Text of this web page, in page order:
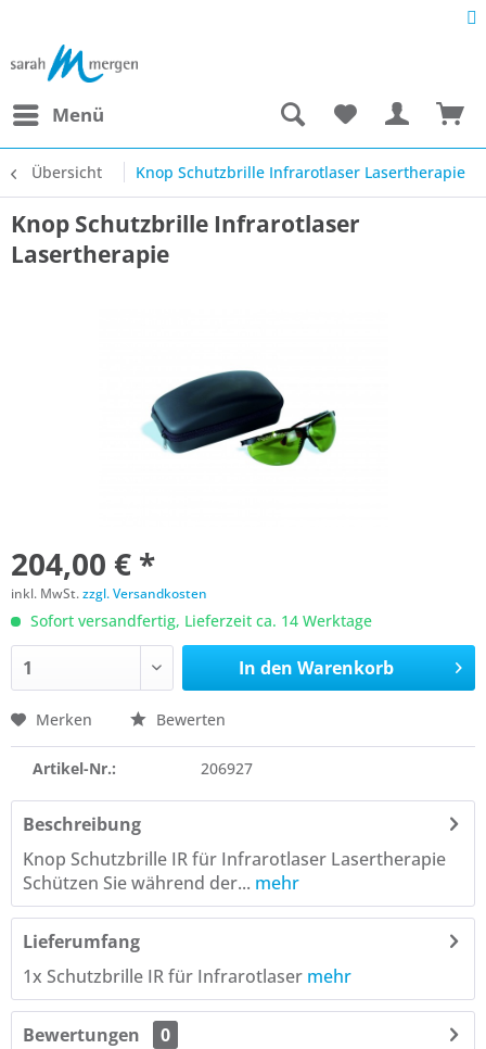
Menü
Übersicht Knop Schutzbrille Infrarotlaser Lasertherapie
Knop Schutzbrille Infrarotlaser
Lasertherapie
204,00 € *
inkl. MwSt.zzgl. Versandkosten
Sofort versandfertig, Lieferzeit ca. 14 Werktage
In den Warenkorb
Merken Bewerten
Artikel-Nr.: 206927
Beschreibung
Knop Schutzbrille IR für Infrarotlaser Lasertherapie
Schützen Sie während der... mehr
Lieferumfang
1x Schutzbrille IR für Infrarotlaser mehr
Bewertungen
0